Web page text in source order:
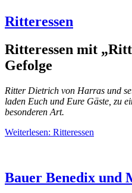
Ritteressen
Ritteressen mit
Gefolge
Ritter Dietrich von Harras und
laden Euch und Eure Gäste, zu
besonderen Art.
Weiterlesen: Ritteressen
Bauer Benedix und